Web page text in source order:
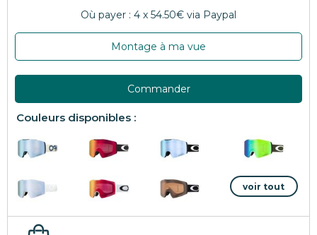
Montage à ma vue
Commander